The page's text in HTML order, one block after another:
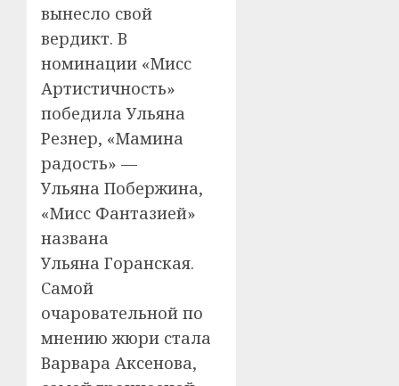
вынесло свой
вердикт. В
номинации «Мисс
Артистичность»
победила Ульяна
Резнер, «Мамина
радость» —
Ульяна Побержина,
«Мисс Фантазией»
названа
Ульяна Горанская.
Самой
очаровательной по
мнению жюри стала
Варвара Аксенова,